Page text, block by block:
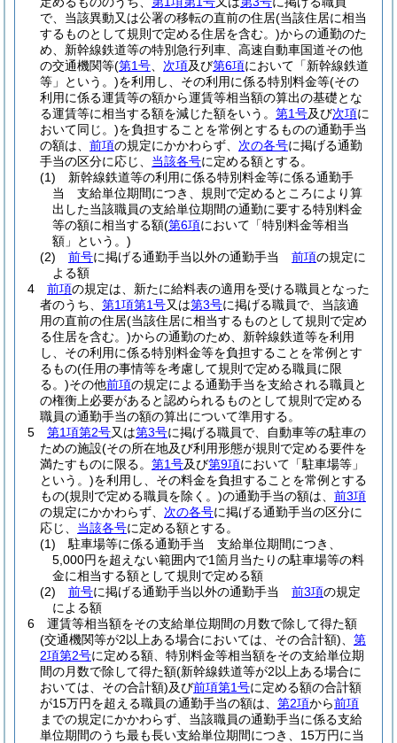
で、当該異動又は公署の移転の直前の住居(当該住居に相当
するものとして規則で定める住居を含む。)からの通勤のた
め、新幹線鉄道等の特別急行列車、高速自動車国道その他
の交通機関等(第1号 次項及び第6項において「新幹線鉄道
等」という。)を利用し、その利用に係る特別料金等(その
利用に係る運賃等の額から運賃等相当額の算出の基礎とな
る運賃等に相当する額を減じた額をいう。 第1号及び次項に
おいて同じ。)を負担することを常例とするものの通勤手当
の額は、 前項の規定にかかわらず、 次の各号に掲げる通勤
手当の区分に応じ、 当該各号に定める額とする。
(1)
新幹線鉄道等の利用に係る特別料金等に係る通勤手
当 支給単位期間につき、規則で定めるところにより算
出した当該職員の支給単位期間の通勤に要する特別料金
等の額に相当する額(第6項において「特別料金等相当
額」という。)
(2)
前号に掲げる通勤手当以外の通勤手当 前項の規定に
よる額
4
前項の規定は、新たに給料表の適用を受ける職員となった
者のうち、 第1項第1号又は第3号に掲げる職員で、当該適
用の直前の住居(当該住居に相当するものとして規則で定め
る住居を含む。)からの通勤のため、新幹線鉄道等を利用
し、その利用に係る特別料金等を負担することを常例とす
るもの(任用の事情等を考慮して規則で定める職員に限
る。)その他前項の規定による通勤手当を支給される職員と
の権衡上必要があると認められるものとして規則で定める
職員の通勤手当の額の算出について準用する。
5
第1項第2号又は第3号に掲げる職員で、自動車等の駐車の
ための施設(その所在地及び利用形態が規則で定める要件を
満たすものに限る。 第1号及び第9項において「駐車場等」
という。)を利用し、その料金を負担することを常例とする
もの(規則で定める職員を除く。)の通勤手当の額は、 前3項
の規定にかかわらず、 次の各号に掲げる通勤手当の区分に
応じ、 当該各号に定める額とする。
(1)
駐車場等に係る通勤手当 支給単位期間につき、
5,000円を超えない範囲内で1箇月当たりの駐車場等の料
金に相当する額として規則で定める額
(2)
前号に掲げる通勤手当以外の通勤手当 前3項の規定
による額
6
運賃等相当額をその支給単位期間の月数で除して得た額
(交通機関等が2以上ある場合においては、その合計額)
第
2項第2号に定める額、特別料金等相当額をその支給単位期
間の月数で除して得た額(新幹線鉄道等が2以上ある場合に
おいては、その合計額)及び前項第1号に定める額の合計額
が15万円を超える職員の通勤手当の額は、 第2項から前項
までの規定にかかわらず、当該職員の通勤手当に係る支給
単位期間のうち最も長い支給単位期間につき、15万円に当